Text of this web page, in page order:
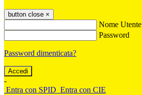
button close ×
Nome Utente
Password
Password dimenticata?
-
Entra con SPID Entra con CIE